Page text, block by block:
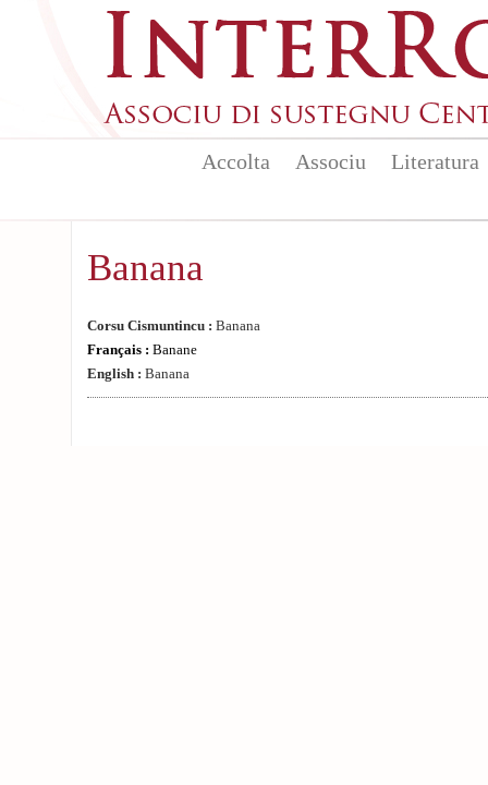
Accolta Associu Literatura
Banana
Corsu Cismuntincu : Banana
Français : Banane
English : Banana